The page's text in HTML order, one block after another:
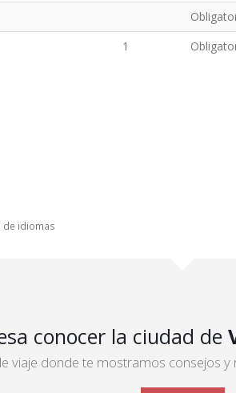
1
de idiomas
conocer la ciudad de
viaje donde te mostramos consejos